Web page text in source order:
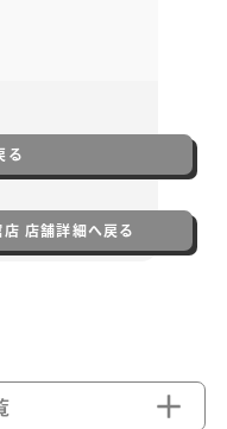
る
店舗詳細へ戻る